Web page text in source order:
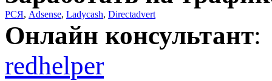
РСЯ, Adsense, Ladycash, Directadvert
Онлайн консультант:
redhelper